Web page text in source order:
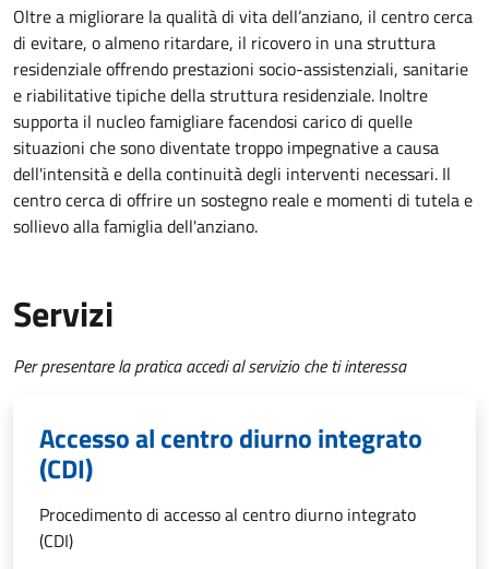
Oltre a migliorare la qualità di vita dell’anziano, il centro cerca
di evitare, o almeno ritardare, il ricovero in una struttura
residenziale offrendo prestazioni socio-assistenziali, sanitarie
e riabilitative tipiche della struttura residenziale. Inoltre
supporta il nucleo famigliare facendosi carico di quelle
situazioni che sono diventate troppo impegnative a causa
dell'intensità e della continuità degli interventi necessari. Il
centro cerca di offrire un sostegno reale e momenti di tutela e
sollievo alla famiglia dell'anziano.
Servizi
Per presentare la pratica accedi al servizio che ti interessa
Accesso al centro diurno integrato
(CDI)
Procedimento di accesso al centro diurno integrato
(CDI)